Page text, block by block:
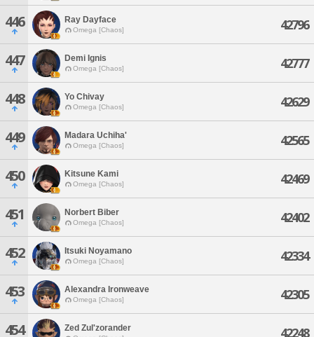
446 Ray Dayface
Omega [Chaos] 42796
447 Demi Ignis
Omega [Chaos] 42777
448 Yo Chivay
Omega [Chaos] 42629
449 Madara Uchiha'
Omega [Chaos] 42565
450 Kitsune Kami
Omega [Chaos] 42469
451 Norbert Biber
Omega [Chaos] 42402
452 Itsuki Noyamano
Omega [Chaos] 42334
453 Alexandra Ironweave
Omega [Chaos] 42305
454 Zed Zul'zorander 42248